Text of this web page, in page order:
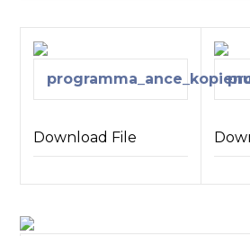
Download File